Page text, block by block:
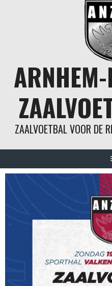
ZAALVOETBAL VOOR DE